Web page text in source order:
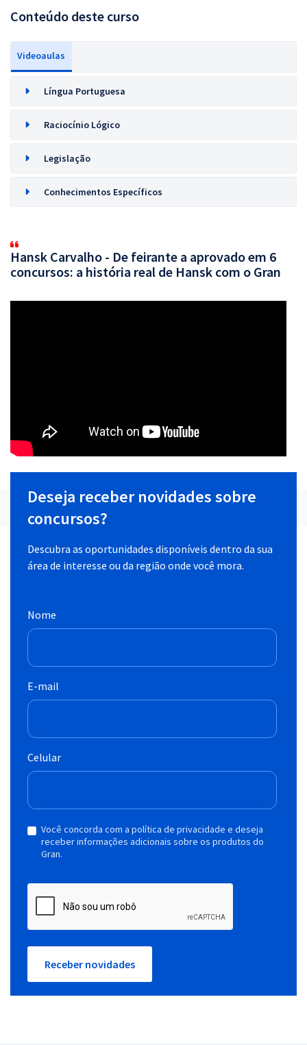
Conteúdo deste curso
Videoaulas
Língua Portuguesa
Raciocínio Lógico
Legislação
Conhecimentos Específicos
Hansk Carvalho - De feirante a aprovado em 6
concursos: a história real de Hansk com o Gran
Deseja receber novidades sobre
concursos?
Descubra as oportunidades disponíveis dentro da sua
área de interesse ou da região onde você mora.
Nome
E-mail
Celular
Você concorda com a política de privacidade e deseja
receber informações adicionais sobre os produtos do
Gran.
Receber novidades